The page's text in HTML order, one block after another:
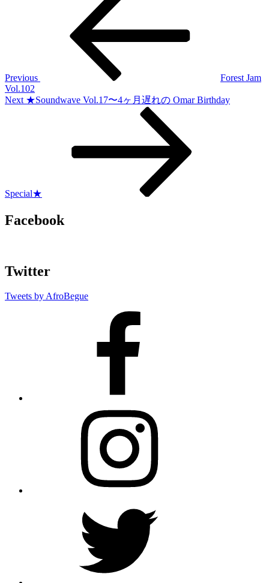
ゲ
ー
Previous
Forest Jam
Vol.102
Next
Next ★Soundwave Vol.17〜4ヶ月遅れの Omar Birthday
Special★
Facebook
Twitter
Tweets by AfroBegue